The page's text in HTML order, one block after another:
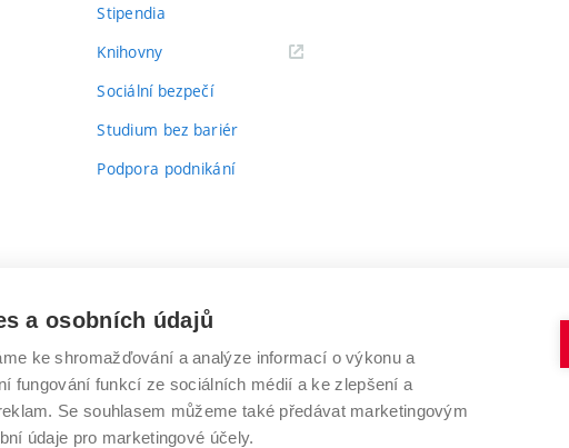
Stipendia
Knihovny(externí
Sociální bezpečí
Studium bez bariér
Podpora podnikání
VYSOKÉ UČENÍ TECHNICKÉ V BRNĚ
Antonínská 548/1
602 00 Brno
www.vut.cz
a osobních údajů
ke shromažďování a analýze informací o výkonu a
fungování funkcí ze sociálních médií a ke zlepšení a
Se souhlasem můžeme také předávat marketingovým
údaje pro marketingové účely.